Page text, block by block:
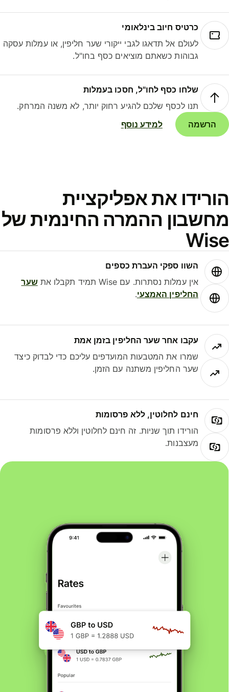
כרטיס חיוב בינלאומי
לעולם אל תדאגו לגבי ייקורי שער חליפין, או עמלות עסקה
גבוהות כשאתם מוציאים כסף בחו"ל.
שלחו כסף לחו"ל, חסכו בעמלות
תנו לכסף שלכם להגיע רחוק יותר, לא משנה המרחק.
הרשמה
למידע נוסף
הורידו את אפליקציית
מחשבון ההמרה החינמית של
Wise
השוו ספקי העברת כספים
אין עמלות נסתרות. עם Wise תמיד תקבלו את
שער
החליפין האמצעי.
עקבו אחר שער החליפין בזמן אמת
שמרו את המטבעות המועדפים עליכם כדי לבדוק כיצד
שער החליפין משתנה עם הזמן.
חינם לחלוטין, ללא פרסומות
הורידו תוך שניות. זה חינם לחלוטין וללא פרסומות
מעצבנות.